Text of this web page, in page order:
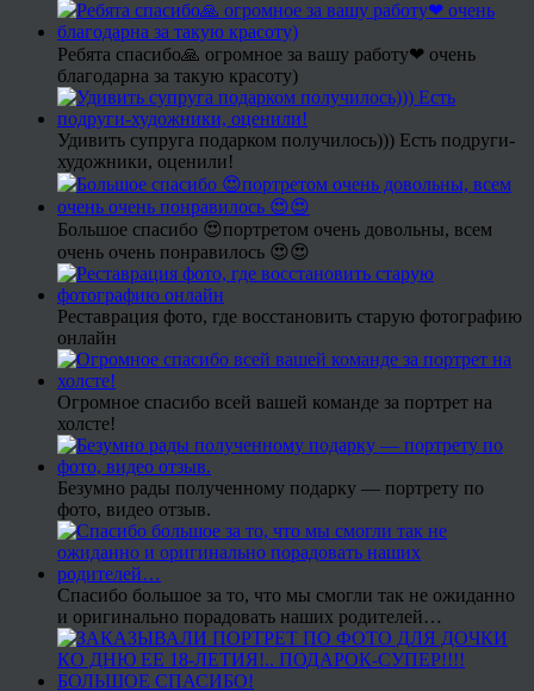
Ребята спасибо🙏 огромное за вашу работу❤ очень
благодарна за такую красоту)
Удивить супруга подарком получилось))) Есть подруги-
художники, оценили!
Большое спасибо 😍портретом очень довольны, всем
очень очень понравилось 😍😍
Реставрация фото, где восстановить старую фотографию
онлайн
Огромное спасибо всей вашей команде за портрет на
холсте!
Безумно рады полученному подарку — портрету по
фото, видео отзыв.
Спасибо большое за то, что мы смогли так не ожиданно
и оригинально порадовать наших родителей…